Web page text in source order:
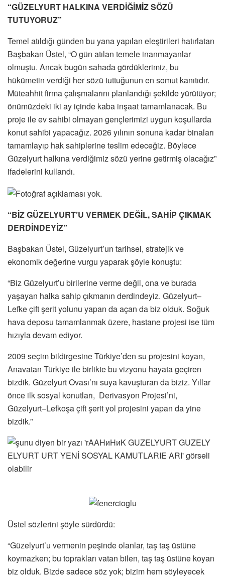
“GÜZELYURT HALKINA VERDİĞİMİZ SÖZÜ
TUTUYORUZ”
Temel atıldığı günden bu yana yapılan eleştirileri hatırlatan
Başbakan Üstel, “O gün atılan temele inanmayanlar
olmuştu. Ancak bugün sahada gördüklerimiz, bu
hükümetin verdiği her sözü tuttuğunun en somut kanıtıdır.
Müteahhit firma çalışmalarını planlandığı şekilde yürütüyor;
önümüzdeki iki ay içinde kaba inşaat tamamlanacak. Bu
proje ile ev sahibi olmayan gençlerimizi uygun koşullarda
konut sahibi yapacağız. 2026 yılının sonuna kadar binaları
tamamlayıp hak sahiplerine teslim edeceğiz. Böylece
Güzelyurt halkına verdiğimiz sözü yerine getirmiş olacağız”
ifadelerini kullandı.
“BİZ GÜZELYURT’U VERMEK DEĞİL, SAHİP ÇIKMAK
DERDİNDEYİZ”
Başbakan Üstel, Güzelyurt’un tarihsel, stratejik ve
ekonomik değerine vurgu yaparak şöyle konuştu:
“Biz Güzelyurt’u birilerine verme değil, ona ve burada
yaşayan halka sahip çıkmanın derdindeyiz. Güzelyurt–
Lefke çift şerit yolunu yapan da açan da biz olduk. Soğuk
hava deposu tamamlanmak üzere, hastane projesi ise tüm
hızıyla devam ediyor.
2009 seçim bildirgesine Türkiye’den su projesini koyan,
Anavatan Türkiye ile birlikte bu vizyonu hayata geçiren
bizdik. Güzelyurt Ovası’nı suya kavuşturan da biziz. Yıllar
önce ilk sosyal konutları, Derivasyon Projesi’ni,
Güzelyurt–Lefkoşa çift şerit yol projesini yapan da yine
bizdik.”
Üstel sözlerini şöyle sürdürdü:
“Güzelyurt’u vermenin peşinde olanlar, taş taş üstüne
koymazken; bu toprakları vatan bilen, taş taş üstüne koyan
biz olduk. Bizde sadece söz yok; bizim hem söyleyecek